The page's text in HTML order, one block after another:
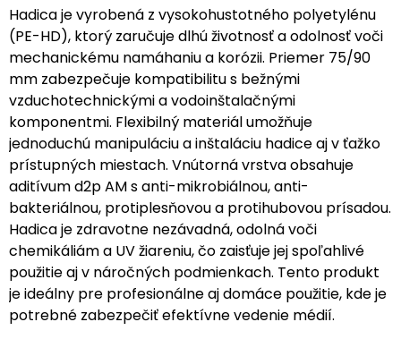
Hadica je vyrobená z vysokohustotného polyetylénu
(PE-HD), ktorý zaručuje dlhú životnosť a odolnosť voči
mechanickému namáhaniu a korózii. Priemer 75/90
mm zabezpečuje kompatibilitu s bežnými
vzduchotechnickými a vodoinštalačnými
komponentmi. Flexibilný materiál umožňuje
jednoduchú manipuláciu a inštaláciu hadice aj v ťažko
prístupných miestach. Vnútorná vrstva obsahuje
aditívum d2p AM s anti-mikrobiálnou, anti-
bakteriálnou, protiplesňovou a protihubovou prísadou.
Hadica je zdravotne nezávadná, odolná voči
chemikáliám a UV žiareniu, čo zaisťuje jej spoľahlivé
použitie aj v náročných podmienkach. Tento produkt
je ideálny pre profesionálne aj domáce použitie, kde je
potrebné zabezpečiť efektívne vedenie médií.